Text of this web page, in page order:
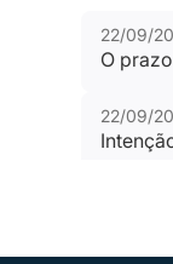
22/09/
O
22/09/